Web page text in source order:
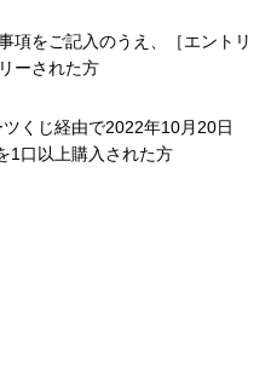
項をご記入のうえ、［エントリ
ーされた方
くじ経由で2022年10月20日
1口以上購入された方